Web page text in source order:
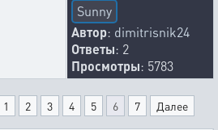
Sunny
Автор: dimitrisnik24
Ответы: 2
Просмотры: 5783
1 2 3 4 5 6 7 Далее